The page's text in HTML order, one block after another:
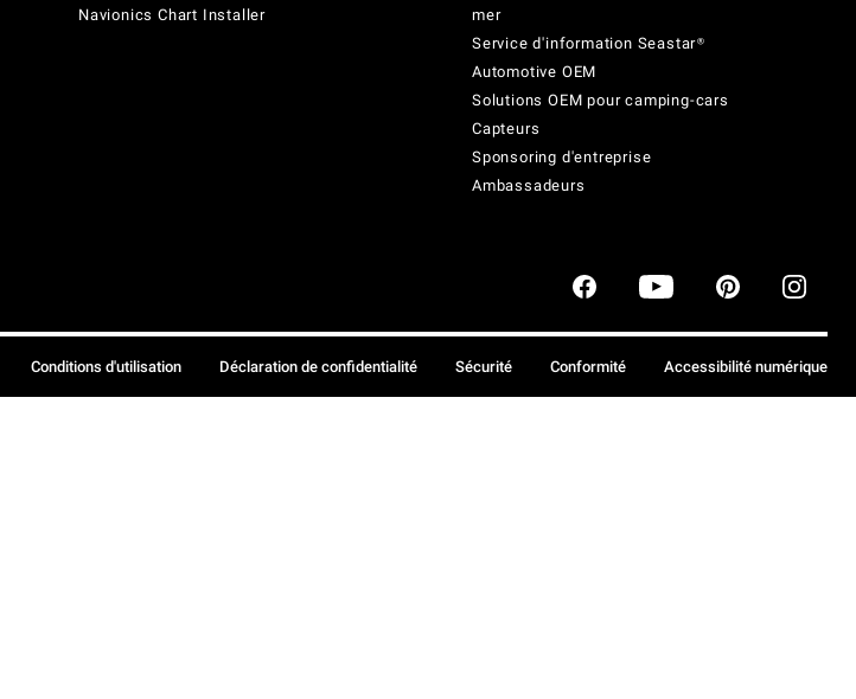
Navionics Chart Installer
mer
Service d'information Seastar®
Automotive OEM
Solutions OEM pour camping-cars
Capteurs
Sponsoring d'entreprise
Ambassadeurs
Conditions d'utilisation Déclaration de confidentialité Sécurité Conformité Accessibilité numérique